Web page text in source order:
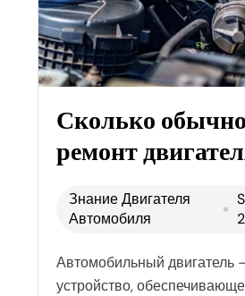
Сколько
ремонт
Знание Двигателя
Автомобиля
Автомобильный двигатель
устройство,